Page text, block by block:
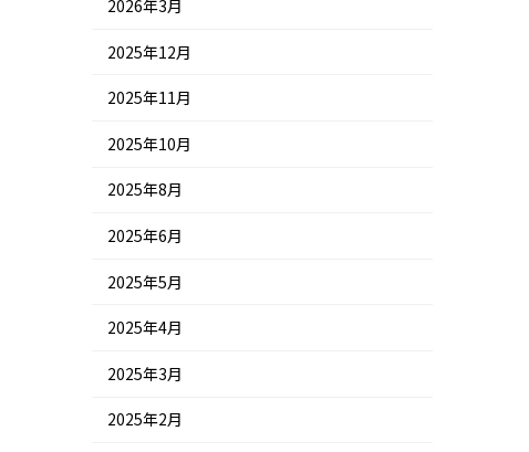
2026年3月
2025年12月
2025年11月
2025年10月
2025年8月
2025年6月
2025年5月
2025年4月
2025年3月
2025年2月